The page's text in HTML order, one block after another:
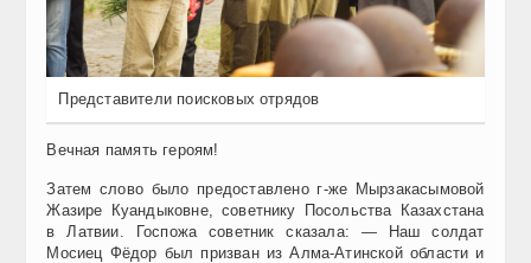
Представители поисковых отрядов
Вечная память героям!
Затем слово было предоставлено г-же Мырзакасымовой
Жазире Куандыковне, советнику Посольства Казахстана
в Латвии. Госпожа советник сказала: — Наш солдат
Мосиец Фёдор был призван из Алма-Атинской области и